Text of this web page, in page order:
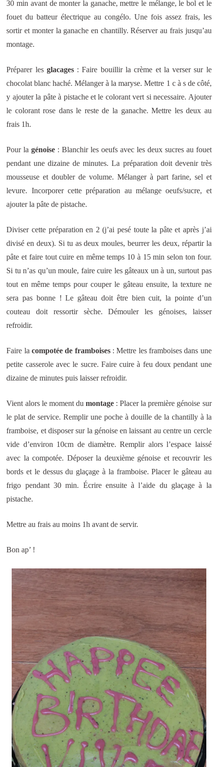
30 min avant de monter la ganache, mettre le mélange, le bol et le
fouet du batteur électrique au congélo. Une fois assez frais, les
sortir et monter la ganache en chantilly. Réserver au frais jusqu’au
montage.
Préparer lesglacages: Faire bouillir la crème et la verser sur le
chocolat blanc haché. Mélanger à la maryse. Mettre 1 c à s de côté,
y ajouter la pâte à pistache et le colorant vert si necessaire. Ajouter
le colorant rose dans le reste de la ganache. Mettre les deux au
frais 1h.
Pour lagénoise : Blanchir les oeufs avec les deux sucres au fouet
pendant une dizaine de minutes. La préparation doit devenir très
mousseuse et doubler de volume. Mélanger à part farine, sel et
levure. Incorporer cette préparation au mélange oeufs/sucre, et
ajouter la pâte de pistache.
Diviser cette préparation en 2 (j’ai pesé toute la pâte et après j’ai
divisé en deux). Si tu as deux moules, beurrer les deux, répartir la
pâte et faire tout cuire en même temps 10 à 15 min selon ton four.
Si tu n’as qu’un moule, faire cuire les gâteaux un à un, surtout pas
tout en même temps pour couper le gâteau ensuite, la texture ne
sera pas bonne ! Le gâteau doit être bien cuit, la pointe d’un
couteau doit ressortir sèche. Démouler les génoises, laisser
refroidir.
Faire lacompotée de framboises: Mettre les framboises dans une
petite casserole avec le sucre. Faire cuire à feu doux pendant une
dizaine de minutes puis laisser refroidir.
Vient alors le moment du montage: Placer la première génoise sur
le plat de service.Remplir une poche à douille de la chantilly à la
framboise, et disposer sur la génoise en laissant au centre un cercle
vide d’environ 10cm de diamètre. Remplir alors l’espace laissé
avec la compotée. Déposer la deuxième génoise et recouvrir les
bords et le dessus du glaçage à la framboise. Placer le gâteau au
frigo pendant 30 min. Écrire ensuite à l’aide du glaçage à la
pistache.
Mettre au frais au moins 1h avant de servir.
Bon ap’ !